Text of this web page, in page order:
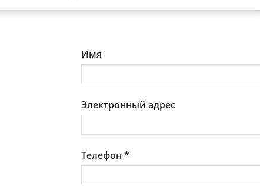
Имя
Электронный адрес
Телефон *